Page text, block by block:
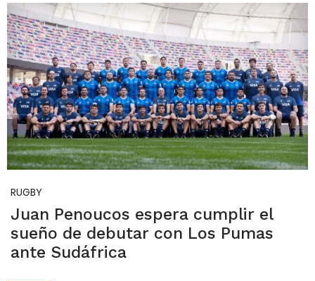
RUGBY
Juan Penoucos espera cumplir el
sueño de debutar con Los Pumas
ante Sudáfrica